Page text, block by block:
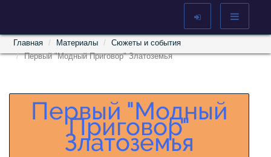
Главная Материалы
Сюжеты и события
Первый "Модный Приговор" Златоземья
Первый "Модный
Приговор"
Златоземья